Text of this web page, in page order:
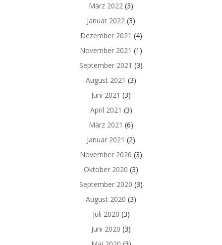
März 2022 (3)
Januar 2022 (3)
Dezember 2021 (4)
November 2021 (1)
September 2021 (3)
August 2021 (3)
Juni 2021 (3)
April 2021 (3)
März 2021 (6)
Januar 2021 (2)
November 2020 (3)
Oktober 2020 (3)
September 2020 (3)
August 2020 (3)
Juli 2020 (3)
Juni 2020 (3)